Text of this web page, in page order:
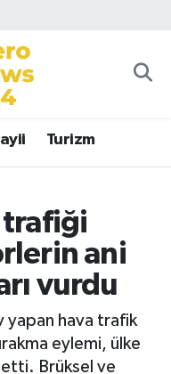
Turizm
trafiği
ani
vurdu
yapan hava trafik
eylemi, ülke
etti. Brüksel ve